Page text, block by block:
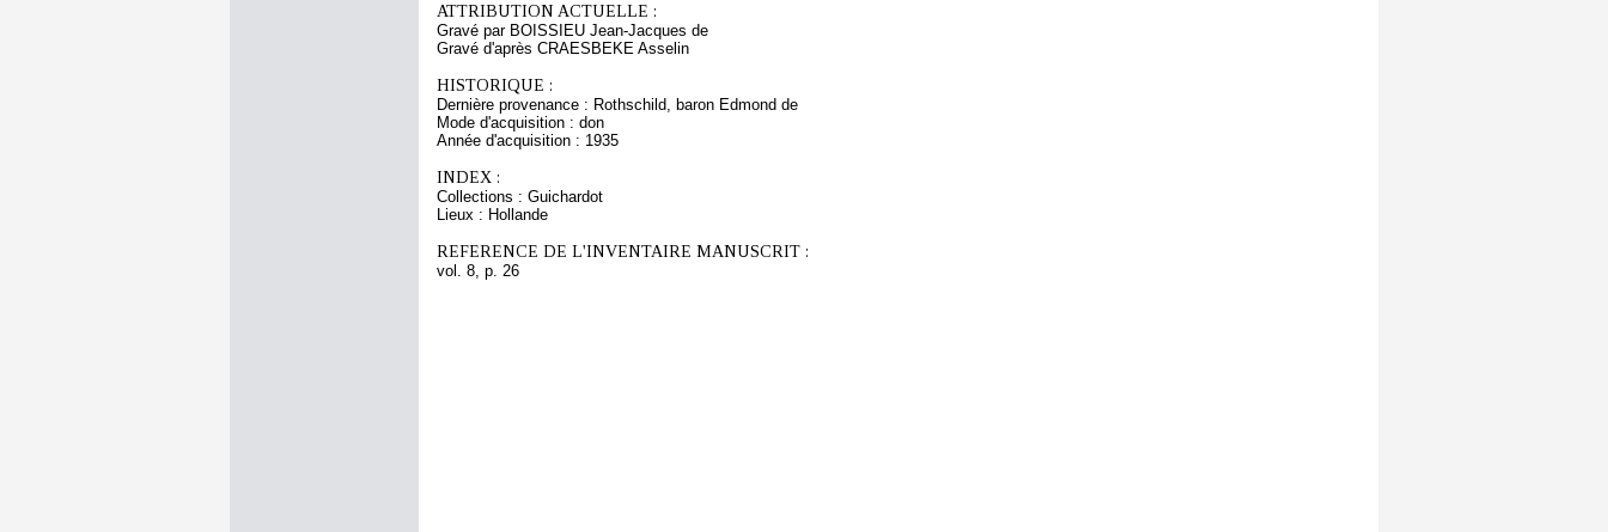
ATTRIBUTION ACTUELLE :
Gravé par BOISSIEU Jean-Jacques de
Gravé d'après CRAESBEKE Asselin
HISTORIQUE :
Dernière provenance : Rothschild, baron Edmond de
Mode d'acquisition : don
Année d'acquisition : 1935
INDEX :
Collections : Guichardot
Lieux : Hollande
REFERENCE DE L'INVENTAIRE MANUSCRIT :
vol. 8, p. 26